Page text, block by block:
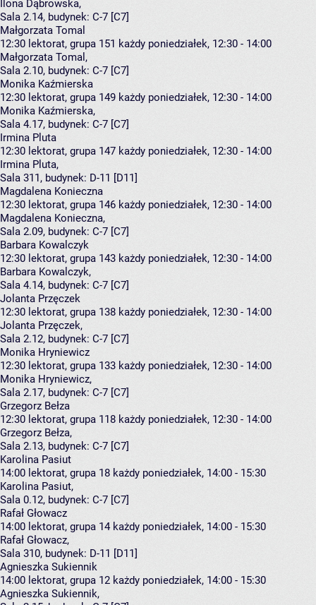
Ilona Dąbrowska,
Sala 2.14, budynek: C-7 [C7]
Małgorzata Tomal
12:30 lektorat, grupa 151 każdy poniedziałek, 12:30 - 14:00
Małgorzata Tomal ,
Sala 2.10, budynek: C-7 [C7]
Monika Kaźmierska
12:30 lektorat, grupa 149 każdy poniedziałek, 12:30 - 14:00
Monika Kaźmierska,
Sala 4.17, budynek: C-7 [C7]
Irmina Pluta
12:30 lektorat, grupa 147 każdy poniedziałek, 12:30 - 14:00
Irmina Pluta,
Sala 311, budynek: D-11 [D11]
Magdalena Konieczna
12:30 lektorat, grupa 146 każdy poniedziałek, 12:30 - 14:00
Magdalena Konieczna,
Sala 2.09, budynek: C-7 [C7]
Barbara Kowalczyk
12:30 lektorat, grupa 143 każdy poniedziałek, 12:30 - 14:00
Barbara Kowalczyk,
Sala 4.14, budynek: C-7 [C7]
Jolanta Przęczek
12:30 lektorat, grupa 138 każdy poniedziałek, 12:30 - 14:00
Jolanta Przęczek,
Sala 2.12, budynek: C-7 [C7]
Monika Hryniewicz
12:30 lektorat, grupa 133 każdy poniedziałek, 12:30 - 14:00
Monika Hryniewicz,
Sala 2.17, budynek: C-7 [C7]
Grzegorz Bełza
12:30 lektorat, grupa 118 każdy poniedziałek, 12:30 - 14:00
Grzegorz Bełza,
Sala 2.13, budynek: C-7 [C7]
Karolina Pasiut
14:00 lektorat, grupa 18 każdy poniedziałek, 14:00 - 15:30
Karolina Pasiut,
Sala 0.12, budynek: C-7 [C7]
Rafał Głowacz
14:00 lektorat, grupa 14 każdy poniedziałek, 14:00 - 15:30
Rafał Głowacz,
Sala 310, budynek: D-11 [D11]
Agnieszka Sukiennik
14:00 lektorat, grupa 12 każdy poniedziałek, 14:00 - 15:30
Agnieszka Sukiennik,